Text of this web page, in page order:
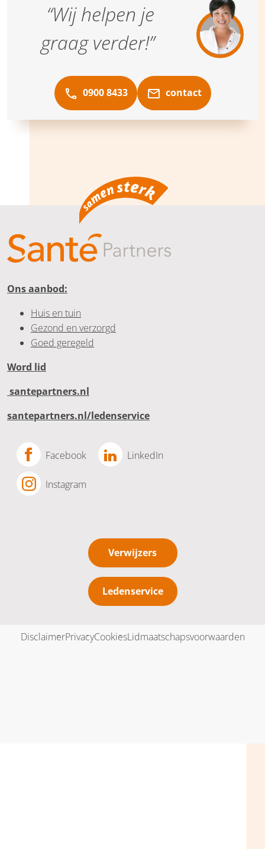
“Wij helpen je
graag verder!”
0900 8433 contact
Ons aanbod:
Huis en tuin
Gezond en verzorgd
Goed geregeld
Word lid
santepartners.nl
santepartners.nl/ledenservice
Facebook LinkedIn
Instagram
Verwijzers
Ledenservice
DisclaimerPrivacyCookiesLidmaatschapsvoorwaarden